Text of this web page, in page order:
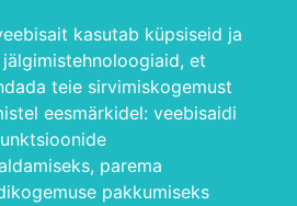
kasutab küpsiseid ja
et
teie sirvimiskogemust
eesmärkidel: veebisaidi
, parema
pakkumiseks